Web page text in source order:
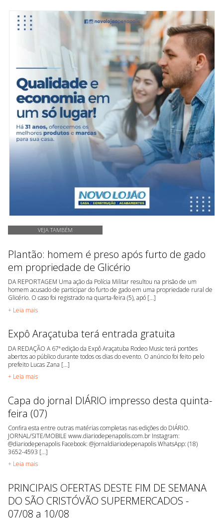
VEJA TAMBÉM
Plantão: homem é preso após furto de gado
em propriedade de Glicério
DA REPORTAGEM Uma ação da Polícia Militar resultou na prisão de um
homem acusado de participar do furto de gado em uma propriedade rural de
Glicério. O caso foi registrado na quarta-feira (5), apó [...]
+ Leia mais
Expô Araçatuba terá entrada gratuita
DA REDAÇÃO A 67ª edição da Expô Araçatuba Rodeo Music terá portões
abertos ao público durante todos os dias do evento. O anúncio foi feito pelo
prefeito Lucas Zana [...]
+ Leia mais
Capa do jornal DIÁRIO impresso desta quinta-
feira (07)
Confira esta entre outras matérias completas nas edições do DIÁRIO.
JORNAL/SITE/MOBILE www.diariodepenapolis.com.br Instagram:
@diariodepenapolis Facebook: @jornaldiariodepenapolis WhatsApp: (18)
3652-4593 [...]
+ Leia mais
PRINCIPAIS OFERTAS DESTE FIM DE SEMANA
DO SÃO CRISTÓVÃO SUPERMERCADOS -
07/08 a 10/08